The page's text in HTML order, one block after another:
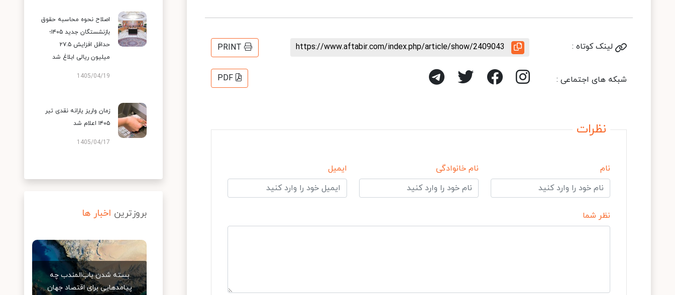
لینک کوتاه : https://www.aftabir.com/index.php/article/show/2409043
PRINT
شبکه های اجتماعی : PDF
نظرات
نام نام خانوادگی ایمیل
نظر شما
اصلاح نحوه محاسبه حقوق
بازنشستگان جدید ۱۴۰۵؛
حداقل افزایش ۲۷.۵
میلیون ریالی ابلاغ شد
1405/04/19
زمان واریز یارانه نقدی تیر
۱۴۰۵ اعلام شد
1405/04/17
بروزترین اخبار ها
بسته شدن باب‌المندب چه
پیامدهایی برای اقتصاد جهان